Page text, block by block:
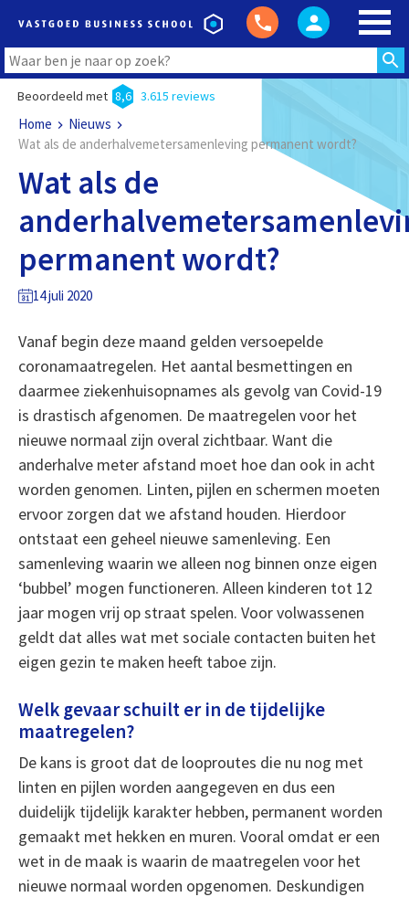
Beoordeeld met 8,6 3.615 reviews
Home
Nieuws
Wat als de anderhalvemetersamenleving permanent wordt?
Wat als de
permanent wordt?
14 juli 2020
Vanaf begin deze maand gelden versoepelde
coronamaatregelen. Het aantal besmettingen en
daarmee ziekenhuisopnames als gevolg van Covid-19
is drastisch afgenomen. De maatregelen voor het
nieuwe normaal zijn overal zichtbaar. Want die
anderhalve meter afstand moet hoe dan ook in acht
worden genomen. Linten, pijlen en schermen moeten
ervoor zorgen dat we afstand houden. Hierdoor
ontstaat een geheel nieuwe samenleving. Een
samenleving waarin we alleen nog binnen onze eigen
‘bubbel’ mogen functioneren. Alleen kinderen tot 12
jaar mogen vrij op straat spelen. Voor volwassenen
geldt dat alles wat met sociale contacten buiten het
eigen gezin te maken heeft taboe zijn.
Welk gevaar schuilt er in de tijdelijke
maatregelen?
De kans is groot dat de looproutes die nu nog met
linten en pijlen worden aangegeven en dus een
duidelijk tijdelijk karakter hebben, permanent worden
gemaakt met hekken en muren. Vooral omdat er een
wet in de maak is waarin de maatregelen voor het
nieuwe normaal worden opgenomen. Deskundigen